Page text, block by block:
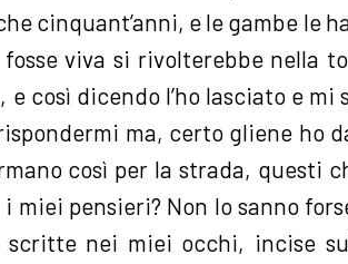
cinquant’anni, e le gambe le
viva si rivolterebbe nella
e così dicendo l’ho lasciato e
ma, certo gliene ho
così per la strada, questi
miei pensieri? Non lo sanno
scritte nei miei occhi, incise